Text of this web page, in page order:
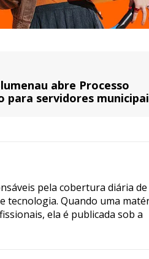
abre Processo
para servidores
pela cobertura diária de
tecnologia. Quando uma
ela é publicada sob a